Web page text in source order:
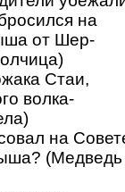
на
от Шер-
Стаи,
волка-
на
(Медведь